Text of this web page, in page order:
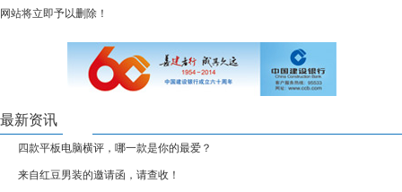
网站将立即予以删除！
最新资讯
四款平板电脑横评，哪一款是你的最爱？
来自红豆男装的邀请函，请查收！